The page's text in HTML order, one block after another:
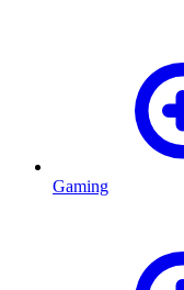
Gaming